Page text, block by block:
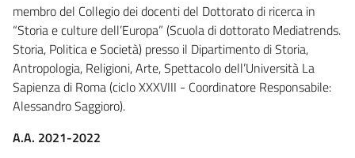
membro del Collegio dei docenti del Dottorato di ricerca in
“Storia e culture dell’Europa” (Scuola di dottorato Mediatrends.
Storia, Politica e Società) presso il Dipartimento di Storia,
Antropologia, Religioni, Arte, Spettacolo dell’Università La
Sapienza di Roma (ciclo XXXVIII - Coordinatore Responsabile:
Alessandro Saggioro).
A.A. 2021-2022